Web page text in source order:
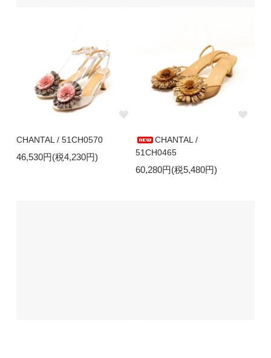
CHANTAL / 51CH0570
46,530円(税4,230円)
CHANTAL /
51CH0465
60,280円(税5,480円)